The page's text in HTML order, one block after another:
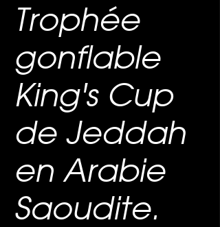
Trophée
gonflable
King's Cup
de Jeddah
en Arabie
Saoudite.